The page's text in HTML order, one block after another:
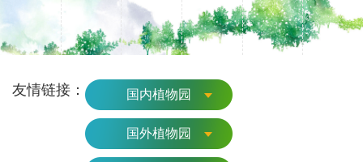
友情链接： 国内植物园
国外植物园